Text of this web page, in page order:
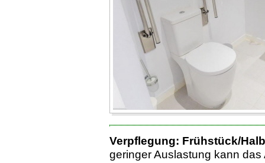
Verpflegung: Frühstück/
geringer Auslastung kann